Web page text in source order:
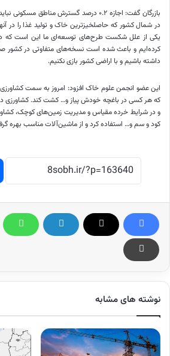
بازرگان گفت: اجازه ۰.۲ درصد گسترش مناطق
در شمال کشور که حاصلخیزترین خاک و تولید غذا را در
یکی از علل شکست طرح‌های توسعه‌ای ما این است که
کرده‌ایم و باعث شده است نسخه‌های متفاوتی در کشور
داشته باشیم و با اراضی کشور بازی نکنیم.
این عضو انجمن علوم خاک افزود: امروز به سمت
که هر کسی در باغچه خودش پیاز و… کشت کند. کشاورزی
و در شرایط خرده مقیاس و مدیریت زمین‌های کوچک،
کود و سم و… استفاده کرد و از ماشین‌آلات مناسب بهره
نوشته های مشابه